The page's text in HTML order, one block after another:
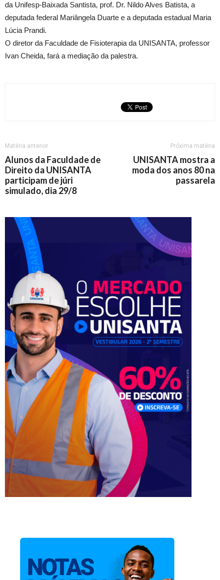
da Unifesp-Baixada Santista, prof. Dr. Nildo Alves Batista, a
deputada federal Mariângela Duarte e a deputada estadual Maria
Lúcia Prandi.
O diretor da Faculdade de Fisioterapia da UNISANTA, professor
Ivan Cheida, fará a mediação da palestra.
Matéria anterior
Alunos da Faculdade de
Direito da UNISANTA
participam de júri
simulado, dia 29/8
Próxima matéria
UNISANTA mostra a
moda dos anos 80 na
passarela